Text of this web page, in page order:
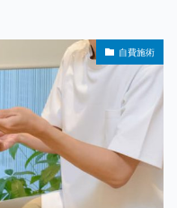
自費施術